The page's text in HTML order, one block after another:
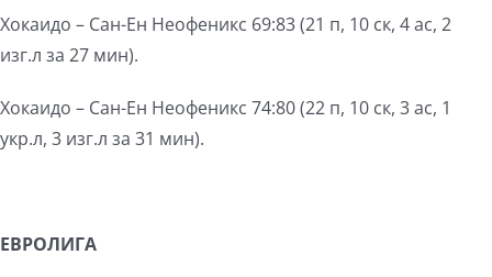
Хокаидо – Сан-Ен Неофеникс 69:83 (21 п, 10 ск, 4 ас, 2
изг.л за 27 мин).
Хокаидо – Сан-Ен Неофеникс 74:80 (22 п, 10 ск, 3 ас, 1
укр.л, 3 изг.л за 31 мин).
ЕВРОЛИГА